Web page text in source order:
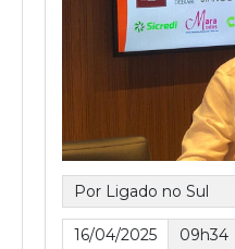
Por Ligado no Sul
16/04/2025 09h34